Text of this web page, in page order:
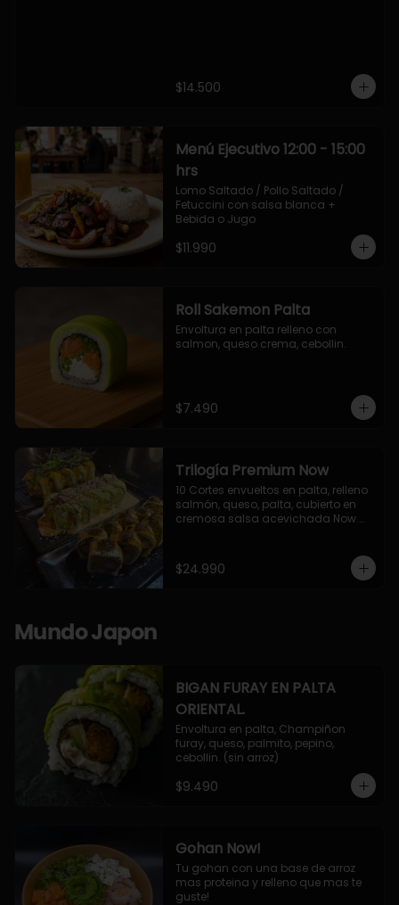
$14.500
Menú Ejecutivo 12:00 - 15:00
hrs
Lomo Saltado / Pollo Saltado /
Fetuccini con salsa blanca +
Bebida o Jugo
$11.990
Roll Sakemon Palta
Envoltura en palta relleno con
salmon, queso crema, cebollin.
$7.490
Trilogía Premium Now
10 Cortes envueltos en palta, relleno
salmón, queso, palta, cubierto en
cremosa salsa acevichada Now.
palta, cubierto con topping de
chimichurri de la casa flambeado.
$24.990
Mundo Japon
BIGAN FURAY EN PALTA
ORIENTAL.
Envoltura en palta, Champiñon
furay, queso, palmito, pepino,
cebollin. (sin arroz)
$9.490
Gohan Now!
Tu gohan con una base de arroz
mas proteina y relleno que mas te
guste!